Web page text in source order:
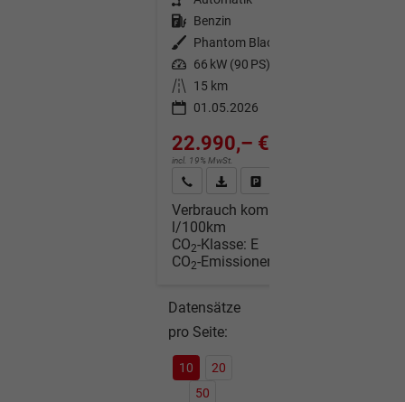
Kraftstoff Benzin
Außenfarbe
Phantom Black
Leistung 66 kW (90 PS)
Kilometerstand
15 km
01.05.2026
22.990,– €
incl. 19% MwSt.
Wir rufen Sie anFahrzeugexposé (PDF)
Verbrauch kombiniert:
l/100km
CO2-Klasse: E
CO2-Emissionen:
Datensätze
pro Seite:
10
20
50